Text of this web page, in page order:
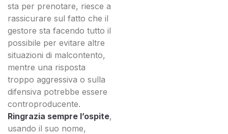
sta per prenotare, riesce a
rassicurare sul fatto che il
gestore sta facendo tutto il
possibile per evitare altre
situazioni di malcontento,
mentre una risposta
troppo aggressiva o sulla
difensiva potrebbe essere
controproducente.
Ringrazia sempre l’ospite,
usando il suo nome,